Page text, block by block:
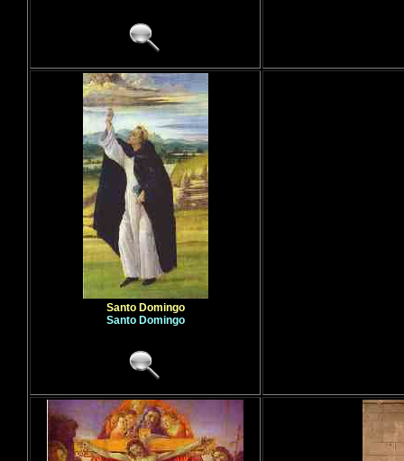
Santo Domingo
Santo Domingo